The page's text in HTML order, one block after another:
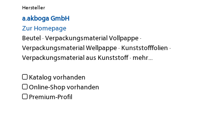
Hersteller
a.akboga GmbH
Zur Homepage
Beutel·Verpackungsmaterial Vollpappe·
Verpackungsmaterial Wellpappe· Kunststofffolien ·
Verpackungsmaterial aus Kunststoff· mehr...
Katalog vorhanden
Online-Shop vorhanden
Premium-Profil